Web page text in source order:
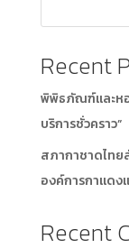
Recent
พิพิธภัณฑ์และห
บริการชั่วคราว”
สภากาชาดไทย
องค์การกาแดง
Recent